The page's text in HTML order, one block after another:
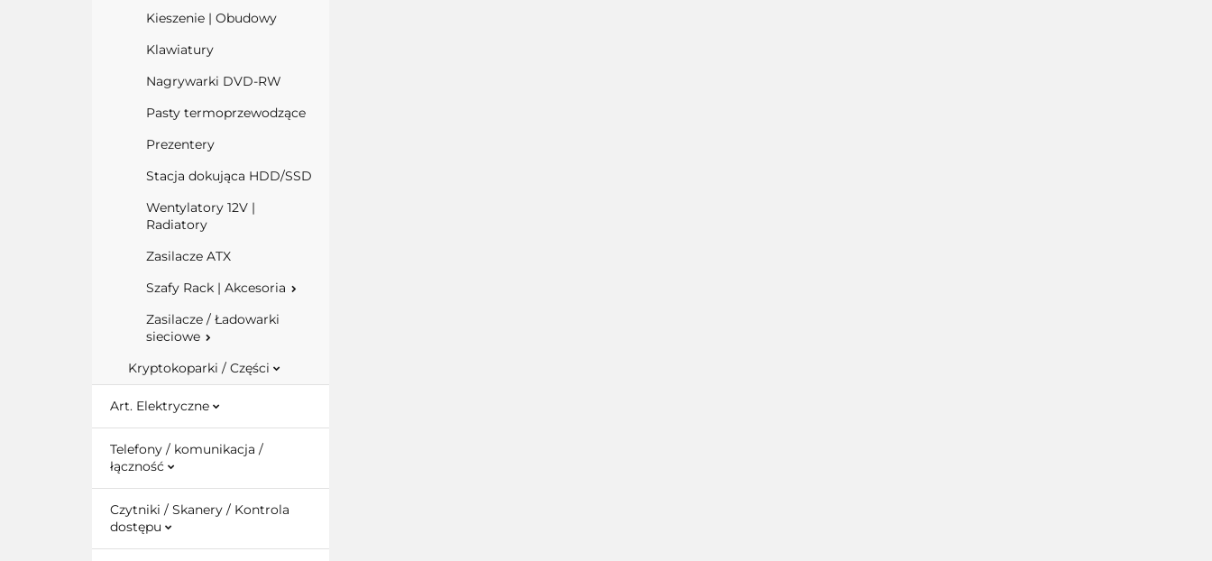
Kieszenie | Obudowy
Klawiatury
Nagrywarki DVD-RW
Pasty termoprzewodzące
Prezentery
Stacja dokująca HDD/SSD
Wentylatory 12V |
Radiatory
Zasilacze ATX
Szafy Rack | Akcesoria
Zasilacze / Ładowarki
sieciowe
Kryptokoparki / Części
Art. Elektryczne
Telefony / komunikacja /
łączność
Czytniki / Skanery / Kontrola
dostępu